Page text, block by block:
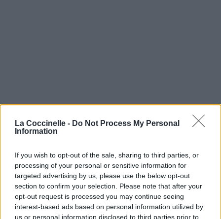
La Coccinelle - Do Not Process My Personal
Information
If you wish to opt-out of the sale, sharing to third parties, or
processing of your personal or sensitive information for
targeted advertising by us, please use the below opt-out
section to confirm your selection. Please note that after your
opt-out request is processed you may continue seeing
interest-based ads based on personal information utilized by
us or personal information disclosed to third parties prior to